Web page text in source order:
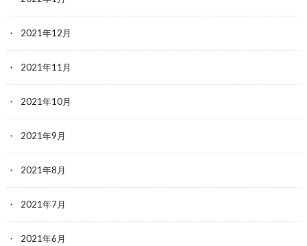
2021年12月
2021年11月
2021年10月
2021年9月
2021年8月
2021年7月
2021年6月